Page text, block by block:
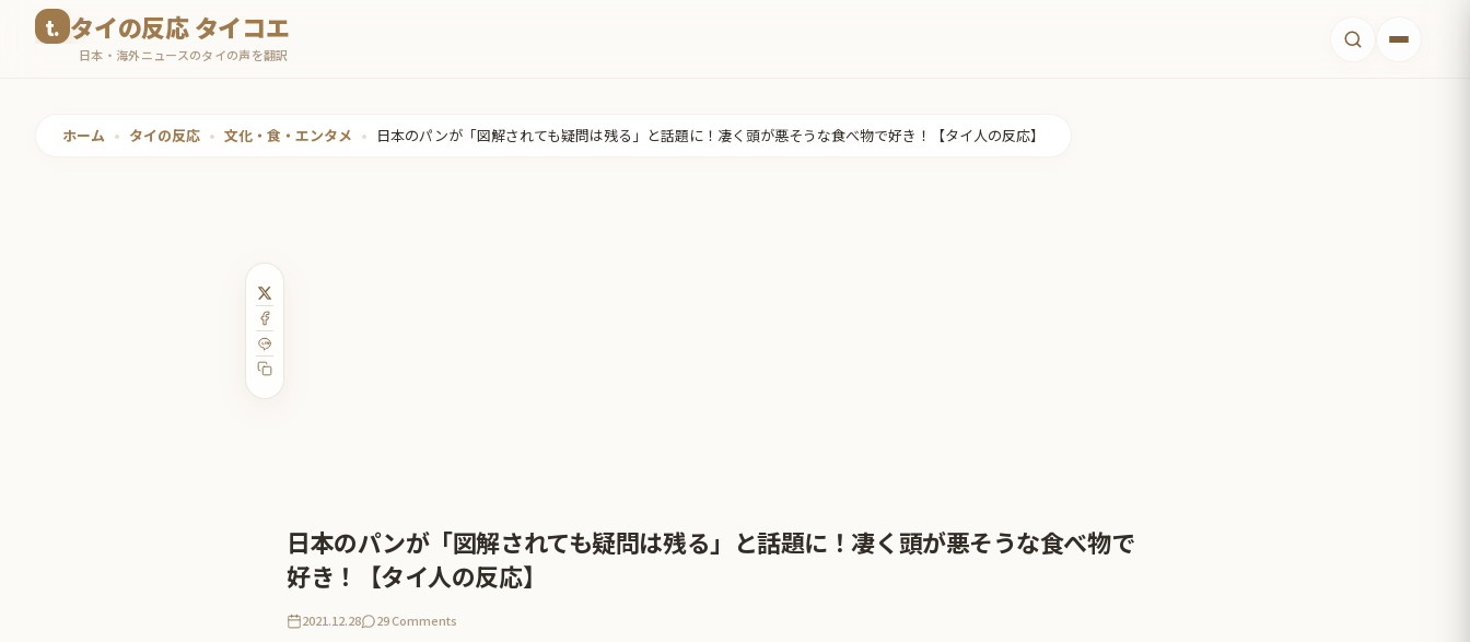
タイの反応 タイコエ
日本・海外ニュースのタイの声を翻訳
ホーム • タイの反応 • 文化・食・エンタメ • 日本のパンが「図解されても疑問は残る」と話題に！凄く頭が悪そうな食べ物で好き！【タイ人の反応】
日本のパンが「図解されても疑問は残る」と話題に！凄く頭が悪そうな食べ物で
好き！【タイ人の反応】
2021.12.28 29 Comments